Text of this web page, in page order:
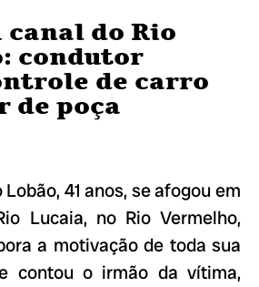
do Rio
condutor
de carro
de poça
41 anos, se afogou em
Lucaia, no Rio Vermelho,
a motivação de toda sua
contou o irmão da vítima,